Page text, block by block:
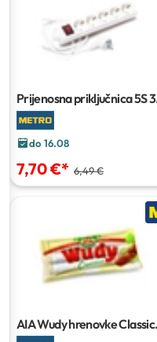
Prijenosna priključnica5S 3
m
do 16.08
7,70 €* 6,49 €
AIA Wudy hrenovke Classic
vakuum pakiranje 300 g